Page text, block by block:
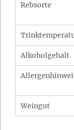
Rebsorte
Alkoholgehalt
Weingut